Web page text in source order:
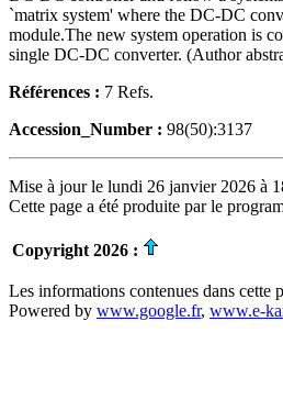
`matrix system' where the DC-DC
module.The new system operation is
single DC-DC converter. (Author
Références : 7 Refs.
Accession_Number : 98(50):3137
Mise à jour le lundi 26 janvier 2026 à
Cette page a été produite par le
Copyright 2026 :
Les informations contenues dans cette
Powered by www.google.fr, www.e-